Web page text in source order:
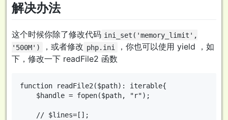
解决办法
这个时候你除了修改代码 ini_set('memory_limit',
'500M')
，或者修改 php.ini
，你也可以使用 yield ，如
下，修改一下 readFile2 函数
function readFile2($path): iterable{
    $handle = fopen($path, "r");
    // $lines=[];